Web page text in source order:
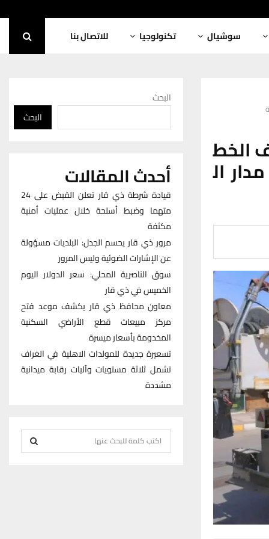
سوشيال تكنولوجيا للاتصال بنا
الخط
ال
البحث
البحث
أحدث المقالات
قيادة شرطة ذي قار تعلن القبض على 24
متهما وضبط أسلحة خلال عمليات أمنية
مكثفة
مرور ذي قار يحسم الجدل: البلديات مسؤولة
عن الإشارات الضوئية وليس المرور
سوق الناصرية المحلي: سعر الدولار اليوم
الخميس في ذي قار
معاون محافظ ذي قار يكشف موعد فتح
مركز مبيعات قطع الأراضي السكنية
المخدومة بأسعار ميسرة
تسعيرة جديدة للمولدات الاهلية في الغراف
تشمل ثلاثة مستويات وآليات رقابة ميدانية
مشددة
e